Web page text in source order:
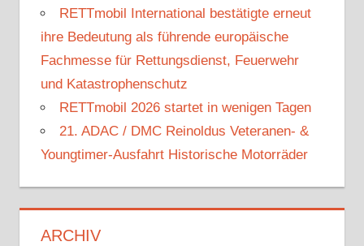
RETTmobil International bestätigte erneut
ihre Bedeutung als führende europäische
Fachmesse für Rettungsdienst, Feuerwehr
und Katastrophenschutz
RETTmobil 2026 startet in wenigen Tagen
21. ADAC / DMC Reinoldus Veteranen- &
Youngtimer-Ausfahrt Historische Motorräder
ARCHIV